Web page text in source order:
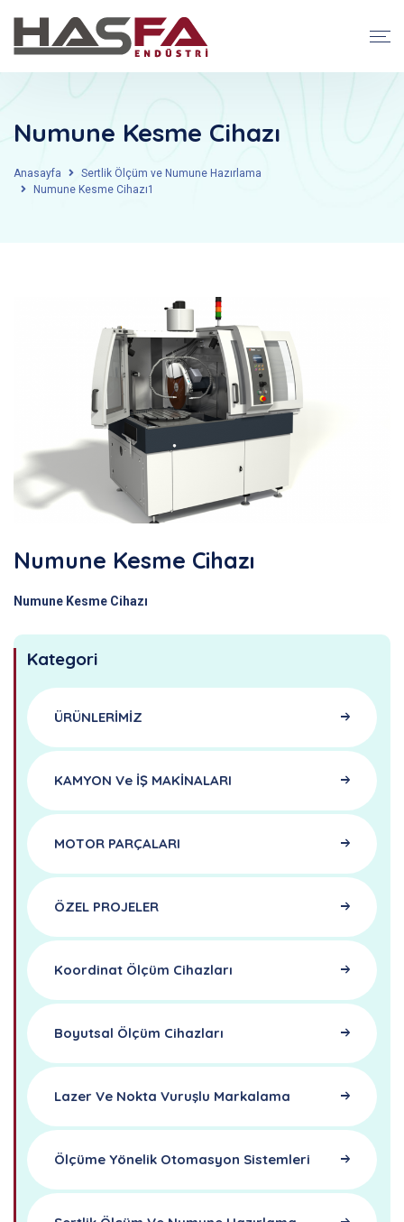
Numune Kesme Cihazı
Anasayfa
Sertlik Ölçüm ve Numune Hazırlama
Numune Kesme Cihazı1
Numune Kesme Cihazı
Numune Kesme Cihazı
Kategori
ÜRÜNLERİMİZ
KAMYON Ve İŞ MAKİNALARI
MOTOR PARÇALARI
ÖZEL PROJELER
Koordinat Ölçüm Cihazları
Boyutsal Ölçüm Cihazları
Lazer Ve Nokta Vuruşlu Markalama
Ölçüme Yönelik Otomasyon Sistemleri